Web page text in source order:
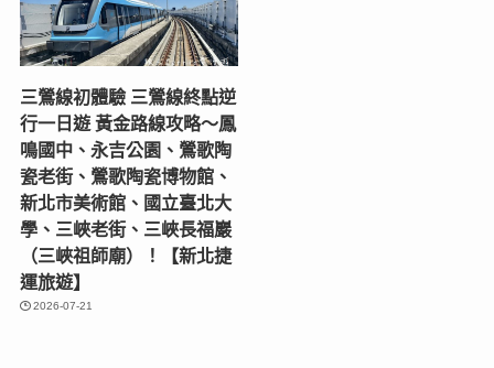
三鶯線初體驗 三鶯線終點逆
行一日遊 黃金路線攻略～鳳
鳴國中、永吉公園、鶯歌陶
瓷老街、鶯歌陶瓷博物館、
新北市美術館、國立臺北大
學、三峽老街、三峽長福巖
（三峽祖師廟）！【新北捷
運旅遊】
2026-07-21